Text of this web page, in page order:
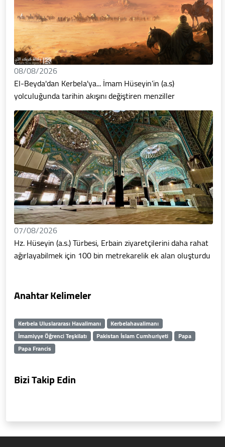
08/08/2026
El-Beyda'dan Kerbela'ya... İmam Hüseyin’in (a.s)
yolculuğunda tarihin akışını değiştiren menziller
07/08/2026
Hz. Hüseyin (a.s.) Türbesi, Erbain ziyaretçilerini daha rahat
ağırlayabilmek için 100 bin metrekarelik ek alan oluşturdu
Anahtar Kelimeler
Kerbela Uluslararası Havalimanı
Kerbelahavalimanı
İmamiyye Öğrenci Teşkilatı
Pakistan İslam Cumhuriyeti
Papa
Papa Francis
Bizi Takip Edin